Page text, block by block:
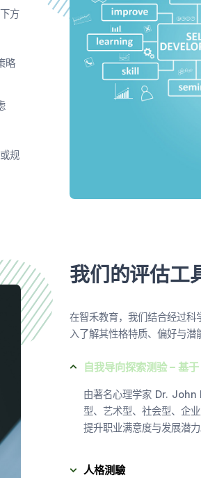
方
略
规
我们的评估工
在智禾教育，我们结合经过科
入了解其性格特质、偏好与
自我导向探索测验 – 基
由著名心理学家 Dr. John
型、艺术型、社会型、企
提升职业满意度与发展潜
人格測驗